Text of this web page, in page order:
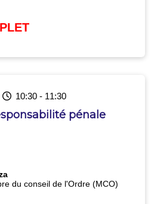
10:30- 11:30
pénale
du conseil de l'Ordre (MCO)